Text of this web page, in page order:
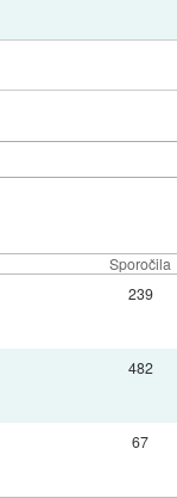
Sporočila
239
482
67